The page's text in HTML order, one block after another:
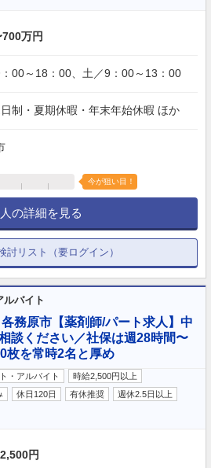
万円
00～18：00、土／9：00～13：00
制・夏期休暇・年末年始休暇 ほか
今が狙い目！
の詳細を見る
討リスト（要ログイン）
ルバイト
務原市【薬剤師/パート求人】中
談ください／社保は週28時間〜
を常時2名と厚め
・アルバイト
時給2,500円以上
休日120日 有休推奨
週休2.5日以上
円